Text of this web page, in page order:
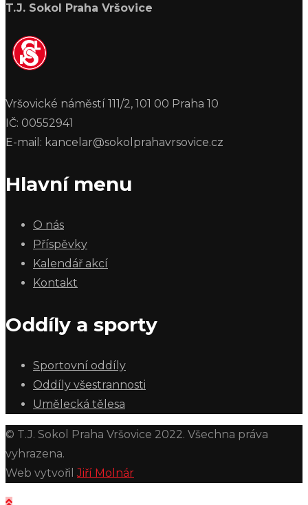
T.J. Sokol Praha Vršovice
Vršovické náměstí 111/2, 101 00 Praha 10
IČ: 00552941
E-mail: kancelar@sokolprahavrsovice.cz
Hlavní menu
O nás
Příspěvky
Kalendář akcí
Kontakt
Oddíly a sporty
Sportovní oddíly
Oddíly všestrannosti
Umělecká tělesa
© T.J. Sokol Praha Vršovice 2022. Všechna práva
vyhrazena.
Web vytvořilJiří Molnár